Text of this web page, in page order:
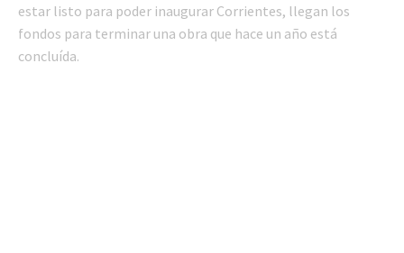
estar listo para poder inaugurar Corrientes, llegan los
fondos para terminar una obra que hace un año está
concluída.